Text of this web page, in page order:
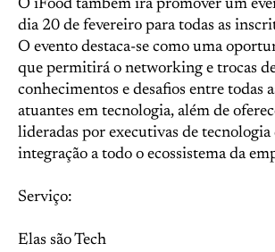
O iFood também irá promover um
dia 20 de fevereiro para todas as
O evento destaca-se como uma
que permitirá o networking e trocas
conhecimentos e desafios entre todas
atuantes em tecnologia, além de
lideradas por executivas de tecnologia
integração a todo o ecossistema da
Serviço:
Elas são Tech